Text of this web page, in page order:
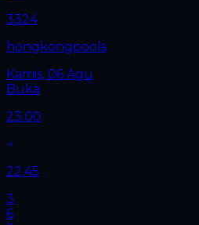
3324
hongkongpools
Kamis, 06 Agu
Buka
23.00
22.45
3
6